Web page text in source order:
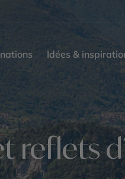
Idées &
reflets